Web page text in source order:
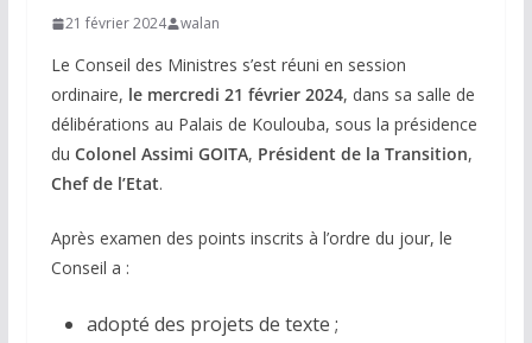
21 février 2024 walan
Le Conseil des Ministres s’est réuni en session
ordinaire, le mercredi 21 février 2024, dans sa salle de
délibérations au Palais de Koulouba, sous la présidence
du Colonel Assimi GOITA, Président de la Transition,
Chef de l’Etat.
Après examen des points inscrits à l’ordre du jour, le
Conseil a :
adopté des projets de texte ;